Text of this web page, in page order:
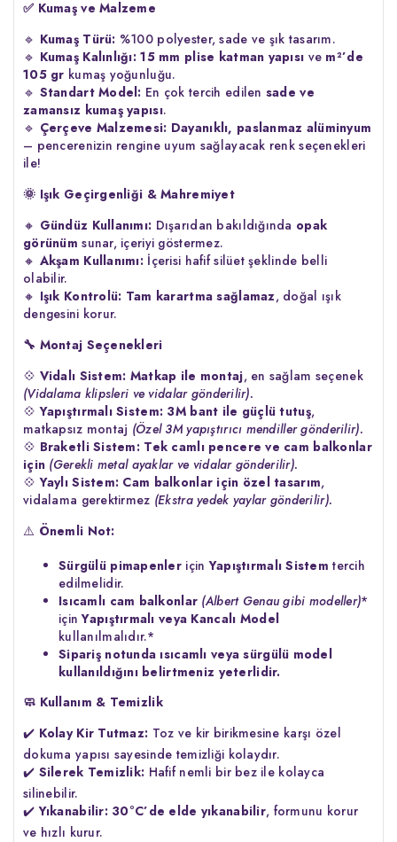
✅ Kumaş ve Malzeme
🔹 Kumaş Türü: %100 polyester, sade ve şık tasarım.
🔹 Kumaş Kalınlığı: 15 mm plise katman yapısı ve m²’de
105 gr kumaş yoğunluğu.
🔹 Standart Model: En çok tercih edilen sade ve
zamansız kumaş yapısı.
🔹 Çerçeve Malzemesi: Dayanıklı, paslanmaz alüminyum
– pencerenizin rengine uyum sağlayacak renk seçenekleri
ile!
🌞 Işık Geçirgenliği & Mahremiyet
🔸 Gündüz Kullanımı: Dışarıdan bakıldığında opak
görünüm sunar, içeriyi göstermez.
🔸 Akşam Kullanımı: İçerisi hafif silüet şeklinde belli
olabilir.
🔸 Işık Kontrolü: Tam karartma sağlamaz, doğal ışık
dengesini korur.
🔧 Montaj Seçenekleri
💠 Vidalı Sistem: Matkap ile montaj, en sağlam seçenek
(Vidalama klipsleri ve vidalar gönderilir).
💠Yapıştırmalı Sistem: 3M bant ile güçlü tutuş,
matkapsız montaj (Özel 3M yapıştırıcı mendiller gönderilir).
💠 Braketli Sistem: Tek camlı pencere ve cam balkonlar
için (Gerekli metal ayaklar ve vidalar gönderilir).
💠Yaylı Sistem: Cam balkonlar için özel tasarım,
vidalama gerektirmez (Ekstra yedek yaylar gönderilir).
⚠️ Önemli Not:
Sürgülü pimapenler içinYapıştırmalı Sistem tercih
edilmelidir.
Isıcamlı cam balkonlar (Albert Genau gibi modeller)*
içinYapıştırmalı veya Kancalı Model
kullanılmalıdır.*
Sipariş notunda ısıcamlı veya sürgülü model
kullanıldığını belirtmeniz yeterlidir.
🧼 Kullanım & Temizlik
✔️ Kolay Kir Tutmaz: Toz ve kir birikmesine karşı özel
dokuma yapısı sayesinde temizliği kolaydır.
✔️ Silerek Temizlik: Hafif nemli bir bez ile kolayca
silinebilir.
✔️Yıkanabilir: 30°C’de elde yıkanabilir, formunu korur
ve hızlı kurur.